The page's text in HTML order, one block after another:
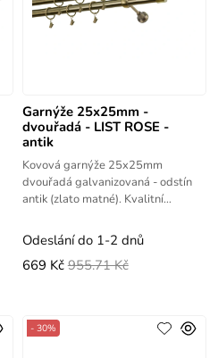
Garnýže 25x25mm -
dvouřadá - LIST ROSE -
antik
Kovová garnýže 25x25mm
dvouřadá galvanizovaná - odstín
antik (zlato matné). Kvalitní
Odeslání do 1-2 dnů
669 Kč 955.71 Kč
- 30%